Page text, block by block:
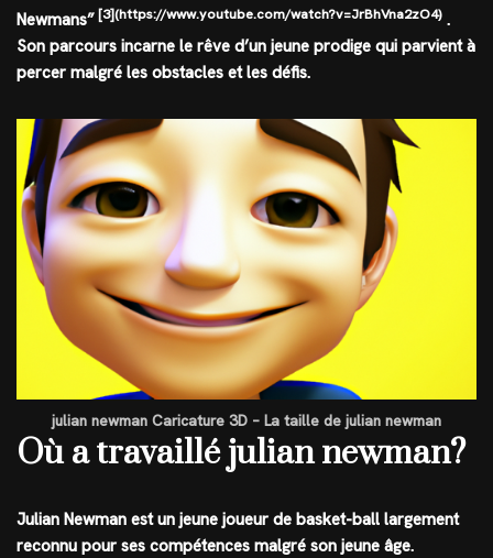
Newmans”[3](https://www.youtube.com/watch?v=JrBhVna2zO4) .
Son parcours incarne le rêve d’un jeune prodige qui parvient à
percer malgré les obstacles et les défis.
julian newman Caricature 3D – La taille de julian newman
Où a travaillé julian newman?
Julian Newman est un jeune joueur de basket-ball largement
reconnu pour ses compétences malgré son jeune âge.